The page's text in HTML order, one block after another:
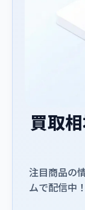
買取
注目商品の
ムで配信中